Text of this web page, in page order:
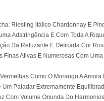
Riesling Itálico Chardonnay E
Adstringência E Com Toda A
Da Reluzante E Delicada Cor
Ativas E Numerosas Com
Como O Morango A
Paladar Extremamente
Com Volume Oriunda Do